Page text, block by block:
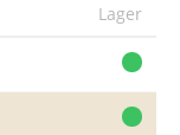
Lager